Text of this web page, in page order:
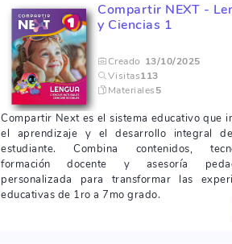
Compartir NEXT -
y Ciencias 1
Creado 13/10/2025
Visitas113
Materiales5
Compartir Next es el sistema educativo que
el aprendizaje y el desarrollo integral
estudiante. Combina contenidos,
formación docente y asesoría
personalizada para transformar las
educativas de 1ro a 7mo grado.